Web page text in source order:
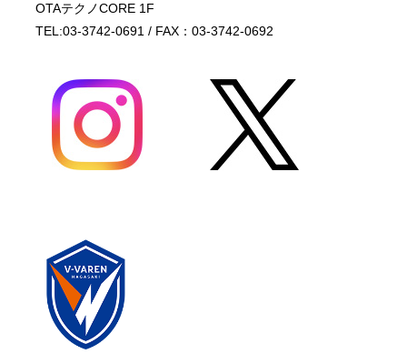
OTAテクノCORE 1F
TEL:03-3742-0691 / FAX：03-3742-0692